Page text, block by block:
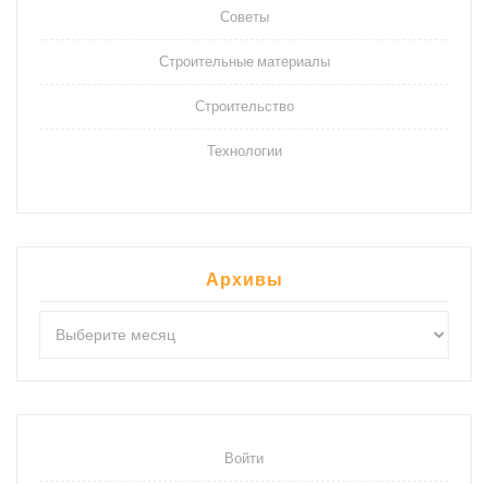
Советы
Строительные материалы
Строительство
Технологии
Архивы
Войти